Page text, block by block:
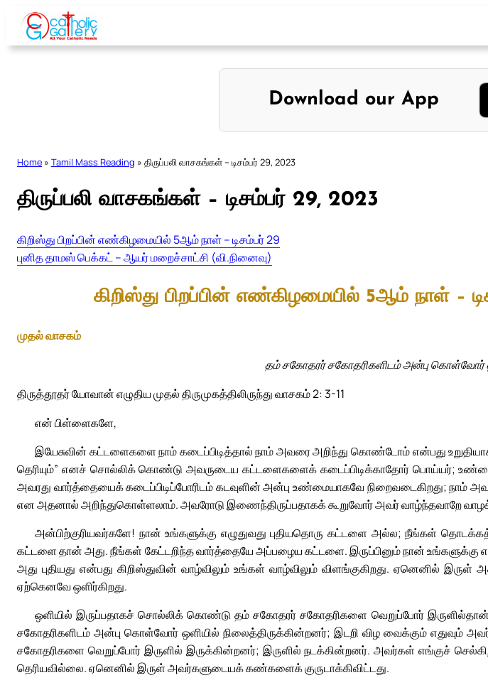
Skip
content
Download our App
Home » Tamil Mass Reading » திருப்பலி வாசகங்கள் – டிசம்பர் 29, 2023
திருப்பலி வாசகங்கள் – டிசம்பர் 29, 2023
கிறிஸ்து பிறப்பின் எண்கிழமையில் 5ஆம் நாள் – டிசம்பர் 29
புனித தாமஸ் பெக்கட் – ஆயர் மறைச்சாட்சி (வி.நினைவு)
கிறிஸ்து பிறப்பின் எண்கிழமையில் 5ஆம் நாள் –
முதல் வாசகம்
தம் சகோதரர் சகோதரிகளிடம் அன்பு கொள்வோர்
திருத்தூதர் யோவான் எழுதிய முதல் திருமுகத்திலிருந்து வாசகம் 2: 3-11
என் பிள்ளைகளே,
இயேசுவின் கட்டளைகளை நாம் கடைப்பிடித்தால் நாம் அவரை அறிந்து கொண்டோம் என்பது
தெரியும்” எனச் சொல்லிக் கொண்டு அவருடைய கட்டளைகளைக் கடைப்பிடிக்காதோர் பொய்யர்;
அவரது வார்த்தையைக் கடைப்பிடிப்போரிடம் கடவுளின் அன்பு உண்மையாகவே நிறைவடைகிறது; நாம்
என அதனால் அறிந்துகொள்ளலாம். அவரோடு இணைந்திருப்பதாகக் கூறுவோர் அவர் வாழ்ந்தவாறே
அன்பிற்குரியவர்களே! நான் உங்களுக்கு எழுதுவது புதியதொரு கட்டளை அல்ல; நீங்கள்
கட்டளை தான் அது. நீங்கள் கேட்டறிந்த வார்த்தையே அப்பழைய கட்டளை. இருப்பினும் நான் உங்களுக்கு
அது புதியது என்பது கிறிஸ்துவின் வாழ்விலும் உங்கள் வாழ்விலும் விளங்குகிறது. ஏனெனில்
ஏற்கெனவே ஒளிர்கிறது.
ஒளியில் இருப்பதாகச் சொல்லிக் கொண்டு தம் சகோதரர் சகோதரிகளை வெறுப்போர்
சகோதரிகளிடம் அன்பு கொள்வோர் ஒளியில் நிலைத்திருக்கின்றனர்; இடறி விழ வைக்கும் எதுவும்
சகோதரிகளை வெறுப்போர் இருளில் இருக்கின்றனர்; இருளில் நடக்கின்றனர். அவர்கள் எங்குச்
தெரியவில்லை. ஏனெனில் இருள் அவர்களுடையக் கண்களைக் குருடாக்கிவிட்டது.